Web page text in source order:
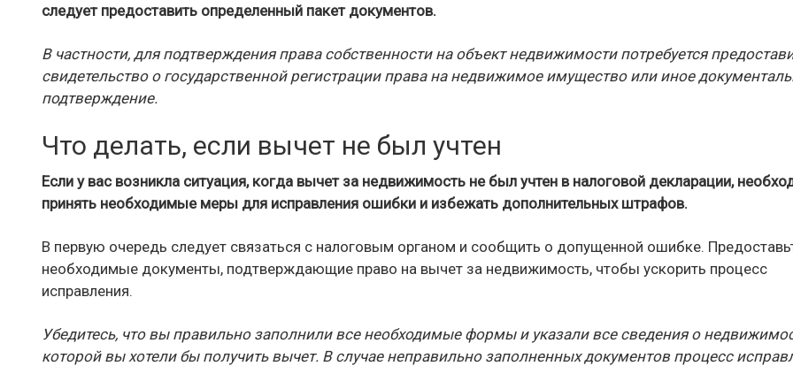
следует предоставить определенный пакет документов.
В частности, для подтверждения права собственности на объект недвижимости потребуется
свидетельство о государственной регистрации права на недвижимое имущество или иное
подтверждение.
Что делать, если вычет не был учтен
Если у вас возникла ситуация, когда вычет за недвижимость не был учтен в налоговой декларации,
принять необходимые меры для исправления ошибки и избежать дополнительных штрафов.
В первую очередь следует связаться с налоговым органом и сообщить о допущенной ошибке.
необходимые документы, подтверждающие право на вычет за недвижимость, чтобы ускорить процесс
исправления.
Убедитесь, что вы правильно заполнили все необходимые формы и указали все сведения о
которой вы хотели бы получить вычет. В случае неправильно заполненных документов процесс